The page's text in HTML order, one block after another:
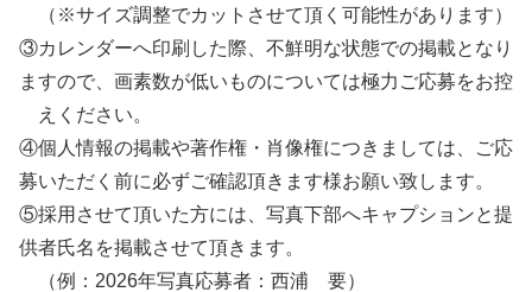
（※サイズ調整でカットさせて頂く可能性があります）
③カレンダーへ印刷した際、不鮮明な状態での掲載となり
ますので、画素数が低いものについては極力ご応募をお控
えください。
④個人情報の掲載や著作権・肖像権につきましては、ご応
募いただく前に必ずご確認頂きます様お願い致します。
⑤採用させて頂いた方には、写真下部へキャプションと提
供者氏名を掲載させて頂きます。
（例：2026年写真応募者：西浦 要）